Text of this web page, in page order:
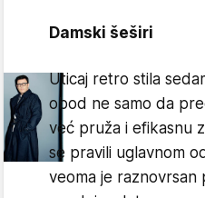
Damski šeširi
Uticaj retro stila
obod ne samo da
već pruža i efikasnu
se pravili uglavnom
veoma je raznovrsan